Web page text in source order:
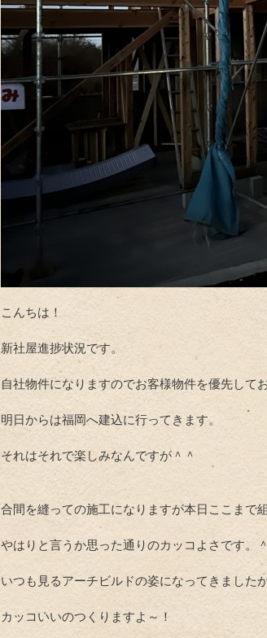
こんちは！
新社屋進捗状況です。
自社物件になりますのでお客様物件を優先して
明日からは福岡へ建込に行ってきます。
それはそれで楽しみなんですが＾＾
合間を縫っての施工になりますが本日ここまで
やはりと言うか思った通りのカッコよさです。
いつも見るアーチビルドの姿になってきました
カッコいいのつくりますよ～！